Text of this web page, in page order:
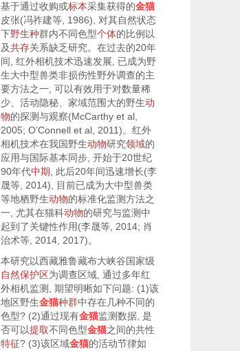
基于通过收购或标本采集获得的金猫
皮张(冯祚建等, 1986), 对其自然状态
下野生种群内不同色型个体的比例以
及共存关系缺乏研究。在过去的20年
间, 红外相机技术迅速发展, 已成为野
生大中型兽类非损伤性野外调查的主
要方法之一, 可以有效用于对数量稀
少、活动隐秘、家域范围大的野生动
物的探测与观察(McCarthy et al,
2005; O’Connell et al, 2011)。红外
相机技术在我国野生动物研究领域的
应用与国际基本同步, 开始于20世纪
90年代中期 , 此后20年间迅速增长(李
晟等, 2014), 目前已成为大中型兽类
等地栖野生动物的标准化监测方法之
一, 尤其在猫科动物的研究与监测中
起到了关键性作用(李晟等, 2014; 肖
治术等, 2014, 2017)。
本研究以西藏雅鲁藏布大峡谷国家级
自然保护区为调查区域, 通过多年红
外相机监测, 期望明晰如下问题: (1)该
地区野生金猫种群中存在几种不同的
色型? (2)通过现有金猫监测数据, 是
否可以提取不同色型金猫之间的共性
特征? (3)该区域金猫的活动节律如